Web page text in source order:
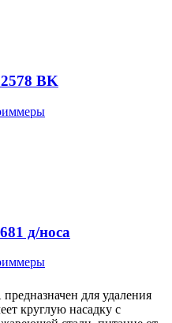
BK
д/носа
предназначен для удаления
круглую насадку с